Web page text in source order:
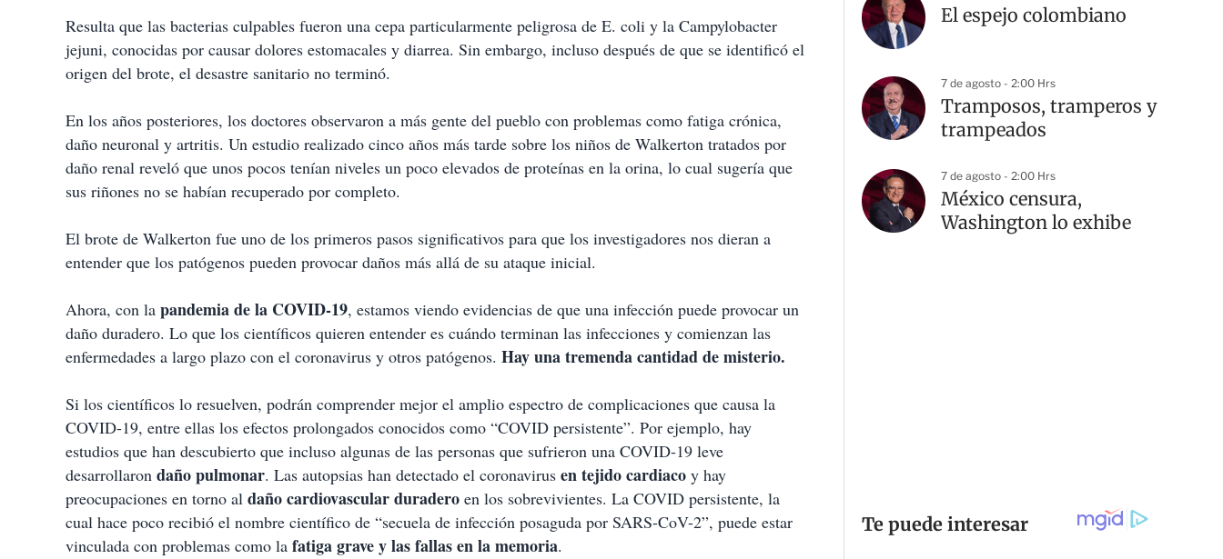
Resulta que las bacterias culpables fueron una cepa particularmente peligrosa de E. coli y la Campylobacter
jejuni, conocidas por causar dolores estomacales y diarrea. Sin embargo, incluso después de que se identificó el
origen del brote, el desastre sanitario no terminó.
En los años posteriores, los doctores observaron a más gente del pueblo con problemas como fatiga crónica,
daño neuronal y artritis. Un estudio realizado cinco años más tarde sobre los niños de Walkerton tratados por
daño renal reveló que unos pocos tenían niveles un poco elevados de proteínas en la orina, lo cual sugería que
sus riñones no se habían recuperado por completo.
El brote de Walkerton fue uno de los primeros pasos significativos para que los investigadores nos dieran a
entender que los patógenos pueden provocar daños más allá de su ataque inicial.
Ahora, con la pandemia de la COVID-19, estamos viendo evidencias de que una infección puede provocar un
daño duradero. Lo que los científicos quieren entender es cuándo terminan las infecciones y comienzan las
enfermedades a largo plazo con el coronavirus y otros patógenos. Hay una tremenda cantidad de misterio.
Si los científicos lo resuelven, podrán comprender mejor el amplio espectro de complicaciones que causa la
COVID-19, entre ellas los efectos prolongados conocidos como “COVID persistente”. Por ejemplo, hay
estudios que han descubierto que incluso algunas de las personas que sufrieron una COVID-19 leve
desarrollaron daño pulmonar. Las autopsias han detectado el coronavirus en tejido cardiaco y hay
preocupaciones en torno al daño cardiovascular duradero en los sobrevivientes. La COVID persistente, la
cual hace poco recibió el nombre científico de “secuela de infección posaguda por SARS-CoV-2”, puede estar
vinculada con problemas como la fatiga grave y las fallas en la memoria.
El espejo colombiano
7 de agosto - 2:00 Hrs
Tramposos, tramperos y
trampeados
7 de agosto - 2:00 Hrs
México censura,
Washington lo exhibe